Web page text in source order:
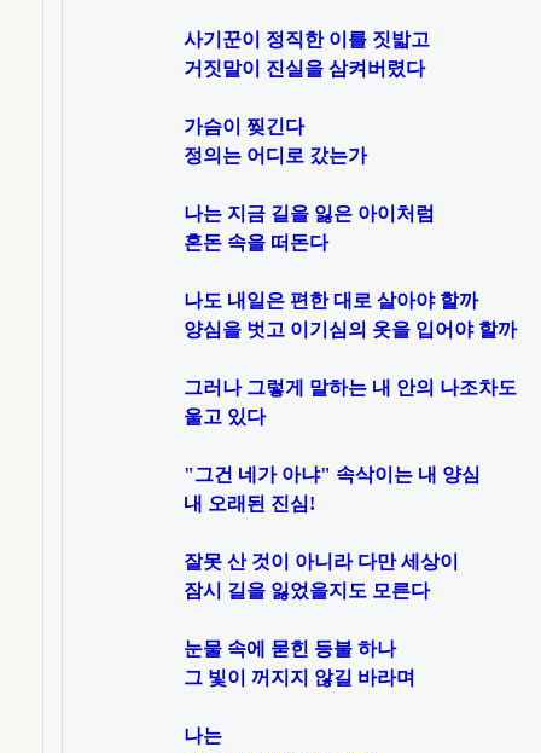
사기꾼이 정직한 이를 짓밟고
거짓말이 진실을 삼켜버렸다
가슴이 찢긴다
정의는 어디로 갔는가
나는 지금 길을 잃은 아이처럼
혼돈 속을 떠돈다
나도 내일은 편한 대로 살아야 할까
양심을 벗고 이기심의 옷을 입어야 할까
그러나 그렇게 말하는 내 안의 나조차도
울고 있다
"그건 네가 아냐" 속삭이는 내 양심
내 오래된 진심!
잘못 산 것이 아니라 다만 세상이
잠시 길을 잃었을지도 모른다
눈물 속에 묻힌 등불 하나
그 빛이 꺼지지 않길 바라며
나는